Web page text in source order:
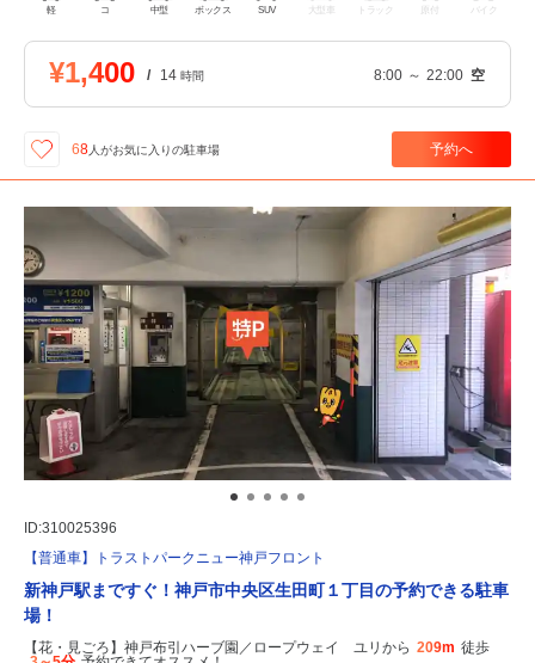
軽 コ 中型 ボックス SUV 大型車 トラック 原付 バイク
¥1,400 / 14 時間 8:00 ～ 22:00 空
68人がお気に入りの駐車場 予約へ
ID:310025396
【普通車】トラストパークニュー神戸フロント
新神戸駅まですぐ！神戸市中央区生田町１丁目の予約できる駐車
場！
【花・見ごろ】神戸布引ハーブ園／ロープウェイ ユリから 209m 徒歩